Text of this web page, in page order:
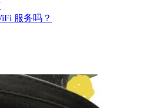
服务吗？